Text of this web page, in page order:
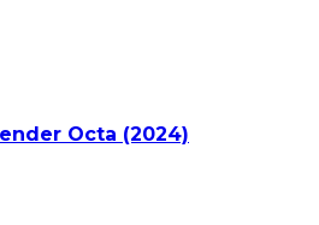
Octa (2024)